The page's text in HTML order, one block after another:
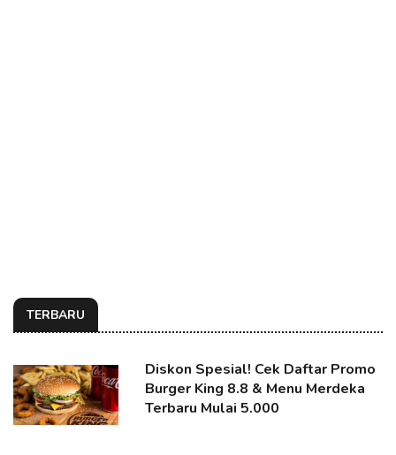
TERBARU
Diskon Spesial! Cek Daftar Promo
Burger King 8.8 & Menu Merdeka
Terbaru Mulai 5.000